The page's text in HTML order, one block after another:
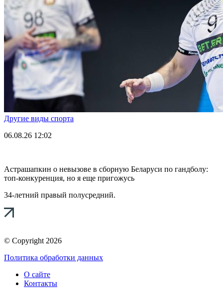
Другие виды спорта
06.08.26 12:02
Астрашапкин о невызове в сборную Беларуси по гандболу:
топ-конкуренция, но я еще пригожусь
34-летний правый полусредний.
© Copyright 2026
Политика обработки данных
О сайте
Контакты